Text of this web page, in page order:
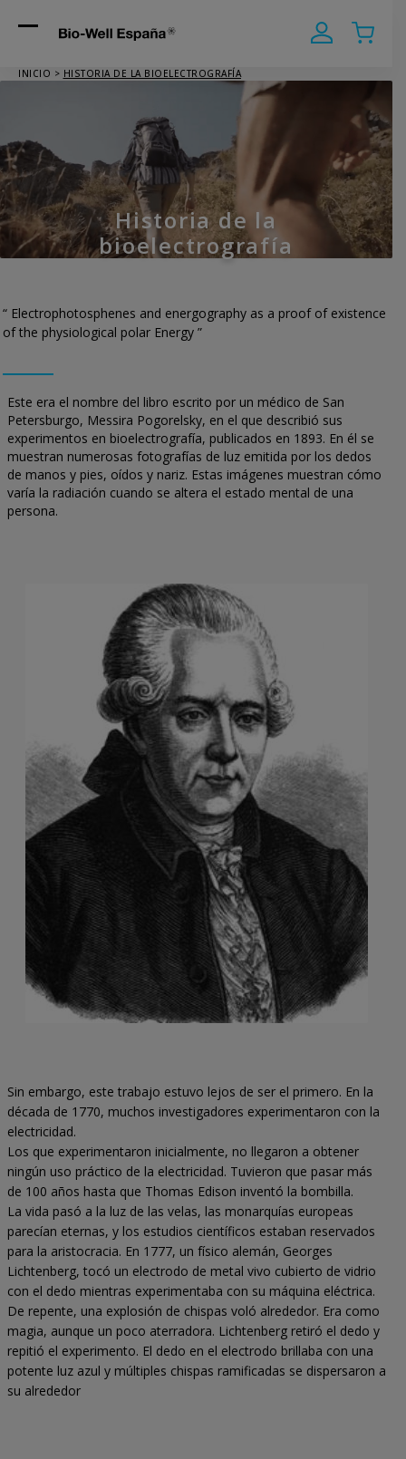
Open
mobile
Close
mobile
Mon
Mon
INICIO > HISTORIA DE LA BIOELECTROGRAFÍA
Historia de la
bioelectrografía
“ Electrophotosphenes and energography as a proof of existence
of the physiological polar Energy ”
Este era el nombre del libro escrito por un médico de San
Petersburgo, Messira Pogorelsky, en el que describió sus
experimentos en bioelectrografía, publicados en 1893. En él se
muestran numerosas fotografías de luz emitida por los dedos
de manos y pies, oídos y nariz. Estas imágenes muestran cómo
varía la radiación cuando se altera el estado mental de una
persona.
Sin embargo, este trabajo estuvo lejos de ser el primero. En la
década de 1770, muchos investigadores experimentaron con la
electricidad.
Los que experimentaron inicialmente, no llegaron a obtener
ningún uso práctico de la electricidad. Tuvieron que pasar más
de 100 años hasta que Thomas Edison inventó la bombilla.
La vida pasó a la luz de las velas, las monarquías europeas
parecían eternas, y los estudios científicos estaban reservados
para la aristocracia. En 1777, un físico alemán, Georges
Lichtenberg, tocó un electrodo de metal vivo cubierto de vidrio
con el dedo mientras experimentaba con su máquina eléctrica.
De repente, una explosión de chispas voló alrededor. Era como
magia, aunque un poco aterradora. Lichtenberg retiró el dedo y
repitió el experimento. El dedo en el electrodo brillaba con una
potente luz azul y múltiples chispas ramificadas se dispersaron a
su alrededor